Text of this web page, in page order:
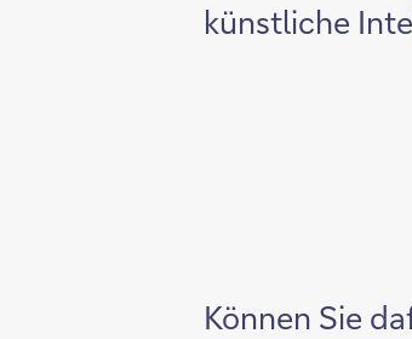
künstliche
Können Sie